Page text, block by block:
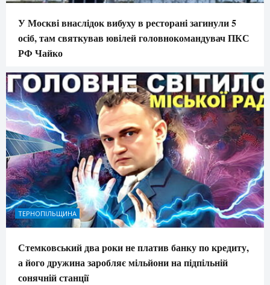
У Москві внаслідок вибуху в ресторані загинули 5
осіб, там святкував ювілей головнокомандувач ПКС
РФ Чайко
ТЕРНОПІЛЬЩИНА
Стемковський два роки не платив банку по кредиту,
а його дружина заробляє мільйони на підпільній
сонячній станції